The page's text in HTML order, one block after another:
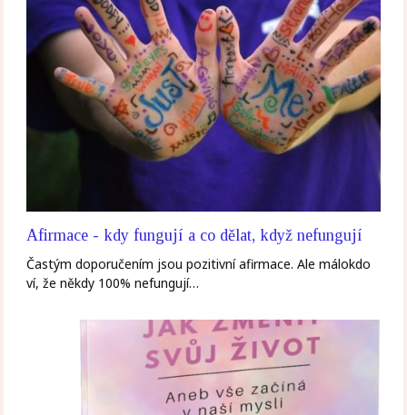
Afirmace - kdy fungují a co dělat, když nefungují
Častým doporučením jsou pozitivní afirmace. Ale málokdo
ví, že někdy 100% nefungují…